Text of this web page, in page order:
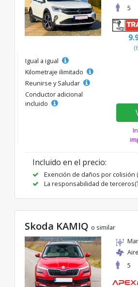
5
Igual a igual
Kilometraje ilimitado
Reunirse y Saludar
Conductor adicional
incluido
Incluido en el precio:
Exención de daños por colisión
La responsabilidad de
Skoda KAMIQ o similar
5